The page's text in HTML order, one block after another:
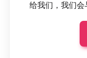
给我们，我们会